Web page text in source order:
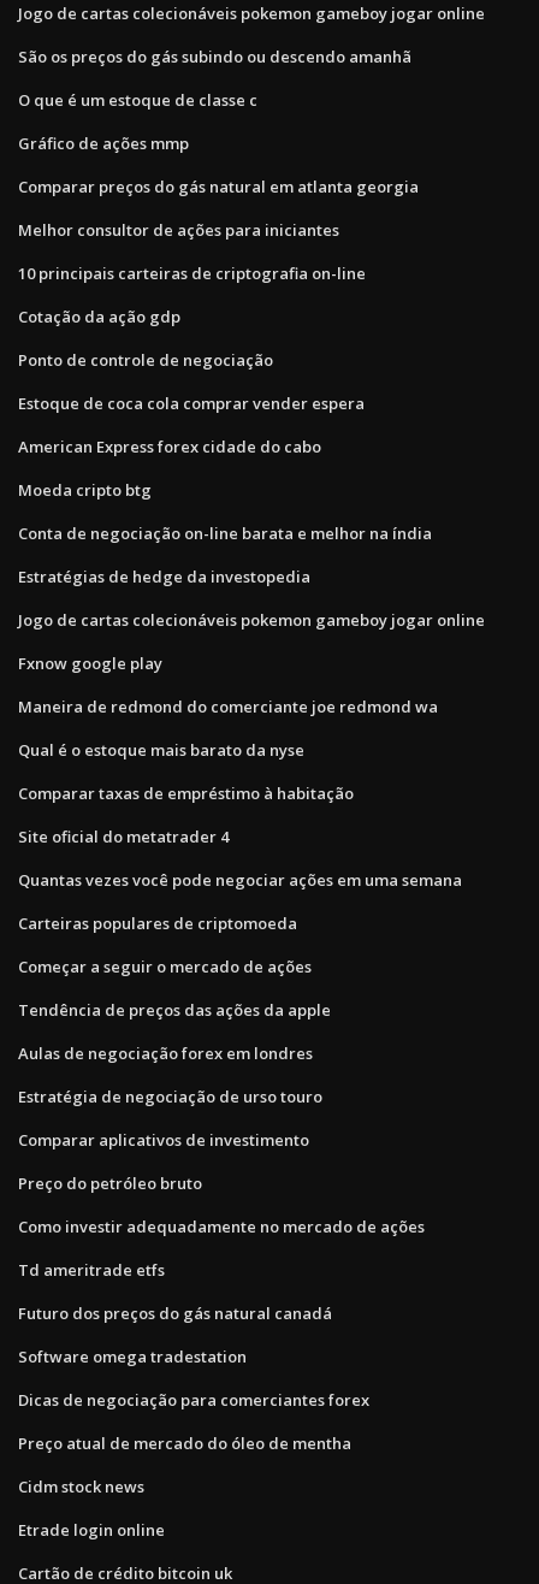
Jogo de cartas colecionáveis ​​pokemon gameboy jogar online
São os preços do gás subindo ou descendo amanhã
O que é um estoque de classe c
Gráfico de ações mmp
Comparar preços do gás natural em atlanta georgia
Melhor consultor de ações para iniciantes
10 principais carteiras de criptografia on-line
Cotação da ação gdp
Ponto de controle de negociação
Estoque de coca cola comprar vender espera
American Express forex cidade do cabo
Moeda cripto btg
Conta de negociação on-line barata e melhor na índia
Estratégias de hedge da investopedia
Jogo de cartas colecionáveis ​​pokemon gameboy jogar online
Fxnow google play
Maneira de redmond do comerciante joe redmond wa
Qual é o estoque mais barato da nyse
Comparar taxas de empréstimo à habitação
Site oficial do metatrader 4
Quantas vezes você pode negociar ações em uma semana
Carteiras populares de criptomoeda
Começar a seguir o mercado de ações
Tendência de preços das ações da apple
Aulas de negociação forex em londres
Estratégia de negociação de urso touro
Comparar aplicativos de investimento
Preço do petróleo bruto
Como investir adequadamente no mercado de ações
Td ameritrade etfs
Futuro dos preços do gás natural canadá
Software omega tradestation
Dicas de negociação para comerciantes forex
Preço atual de mercado do óleo de mentha
Cidm stock news
Etrade login online
Cartão de crédito bitcoin uk